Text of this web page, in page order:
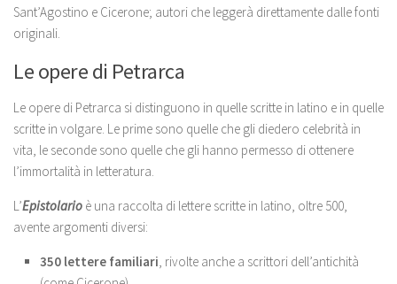
Sant’Agostino e Cicerone; autori che leggerà direttamente dalle fonti
originali.
Le opere di Petrarca
Le opere di Petrarca si distinguono in quelle scritte in latino e in quelle
scritte in volgare. Le prime sono quelle che gli diedero celebrità in
vita, le seconde sono quelle che gli hanno permesso di ottenere
l’immortalità in letteratura.
L’Epistolario è una raccolta di lettere scritte in latino, oltre 500,
avente argomenti diversi:
350 lettere familiari , rivolte anche a scrittori dell’antichità